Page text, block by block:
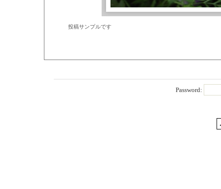
投稿サンプルです
Password: